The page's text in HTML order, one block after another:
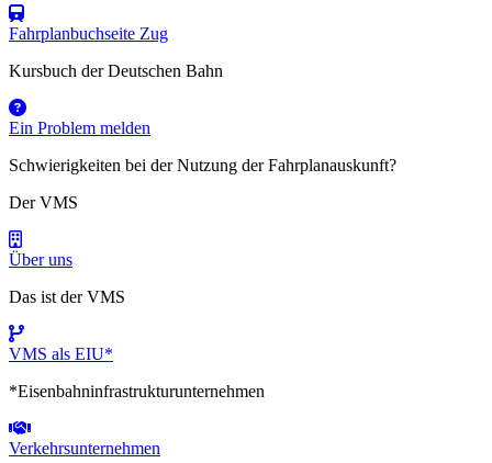
Fahrplanbuchseite Zug
Kursbuch der Deutschen Bahn
Ein Problem melden
Schwierigkeiten bei der Nutzung der Fahrplanauskunft?
Der VMS
Über uns
Das ist der VMS
VMS als EIU*
*Eisenbahninfrastrukturunternehmen
Verkehrsunternehmen